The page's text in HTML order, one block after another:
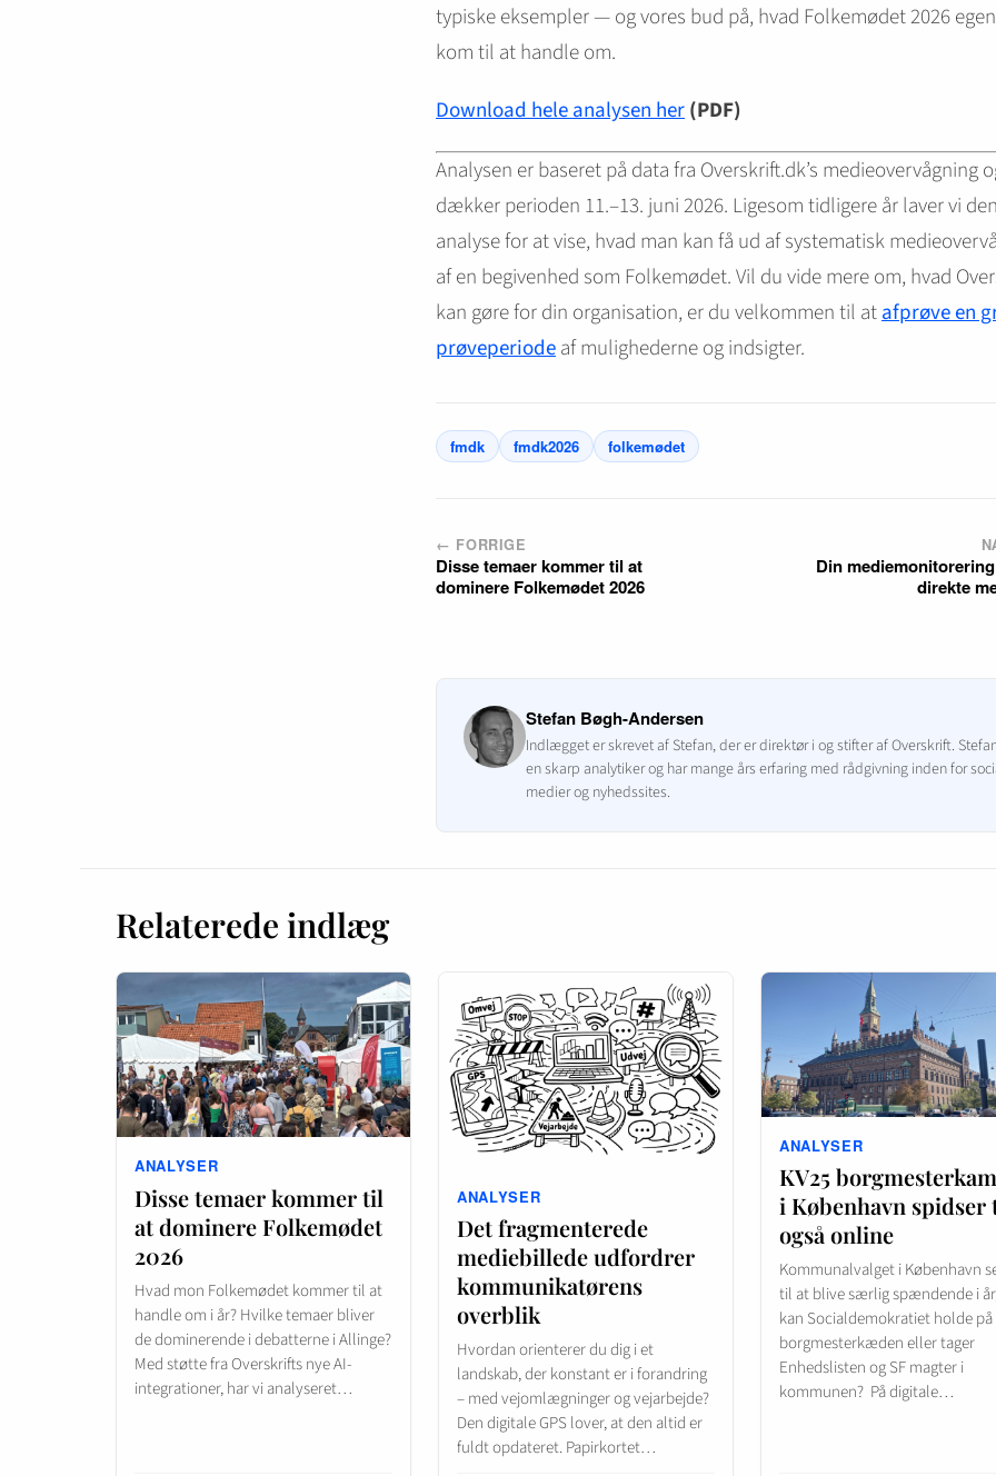
typiske eksempler — og vores bud på, hvad Folkemødet 2026
kom til at handle om.
Download hele analysen her(PDF)
Analysen er baseret på data fra Overskrift.dk’s medieovervågning
dækker perioden 11.–13. juni 2026. Ligesom tidligere år laver vi
analyse for at vise, hvad man kan få ud af systematisk
af en begivenhed som Folkemødet. Vil du vide mere om, hvad
kan gøre for din organisation, er du velkommen til atafprøve en
prøveperiodeaf mulighederne og indsigter.
fmdk fmdk2026 folkemødet
← FORRIGE
Disse temaer kommer til at
dominere Folkemødet 2026
Din
direkte
Stefan Bøgh-Andersen
Indlægget er skrevet af Stefan, der er direktør i og stifter af Overskrift.
en skarp analytiker og har mange års erfaring med rådgivning inden for
medier og nyhedssites.
Relaterede indlæg
ANALYSER
Disse temaer kommer til
at dominere Folkemødet
2026
Hvad mon Folkemødet kommer til at
handle om i år? Hvilke temaer bliver
de dominerende i debatterne i Allinge?
Med støtte fra Overskrifts nye AI-
integrationer, har vi analyseret…
ANALYSER
Det fragmenterede
mediebillede udfordrer
kommunikatørens
overblik
Hvordan orienterer du dig i et
landskab, der konstant er i forandring
– med vejomlægninger og vejarbejde?
Den digitale GPS lover, at den altid er
fuldt opdateret. Papirkortet…
ANALYSER
KV25
i København spidser
også online
Kommunalvalget i København
til at blive særlig spændende i
kan Socialdemokratiet holde på
borgmesterkæden eller tager
Enhedslisten og SF magter i
kommunen? På digitale…